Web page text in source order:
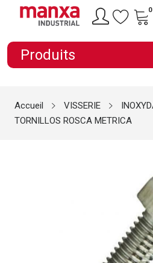
0
Produits
Accueil VISSERIE
TORNILLOS ROSCA METRICA